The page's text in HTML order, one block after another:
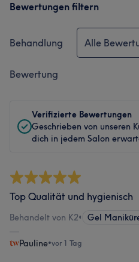
Bewertungen filtern
Behandlung Alle
Bewertung
Verifizierte Bewertungen
Geschrieben von unseren
dich in jedem Salon
Top Qualität und hygienisch
Behandelt von K2• Gel
Pauline•vor 1 Tag